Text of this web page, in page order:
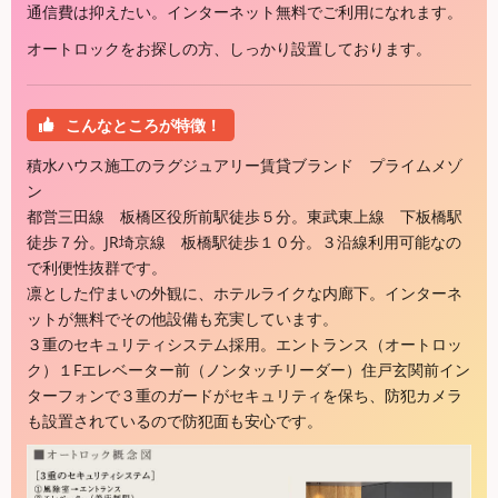
通信費は抑えたい。インターネット無料でご利用になれます。
オートロックをお探しの方、しっかり設置しております。
こんなところが特徴！
積水ハウス施工のラグジュアリー賃貸ブランド プライムメゾ
ン
都営三田線 板橋区役所前駅徒歩５分。東武東上線 下板橋駅
徒歩７分。JR埼京線 板橋駅徒歩１０分。３沿線利用可能なの
で利便性抜群です。
凛とした佇まいの外観に、ホテルライクな内廊下。インターネ
ットが無料でその他設備も充実しています。
３重のセキュリティシステム採用。エントランス（オートロッ
ク）１Fエレベーター前（ノンタッチリーダー）住戸玄関前イン
ターフォンで３重のガードがセキュリティを保ち、防犯カメラ
も設置されているので防犯面も安心です。